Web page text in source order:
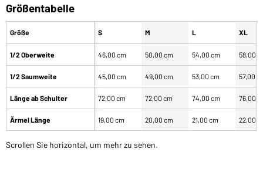
Größentabelle
Größe
1/2 Oberweite
1/2 Saumweite
Länge ab Schulter
Ärmel Länge
S M L XL
46,00 cm 50,00 cm 54,00 cm 58,00
45,00 cm 49,00 cm 53,00 cm 57,00
72,00 cm 72,00 cm 74,00 cm 76,00
19,00 cm 20,00 cm 21,00 cm 22,00
Scrollen Sie horizontal, um mehr zu sehen.